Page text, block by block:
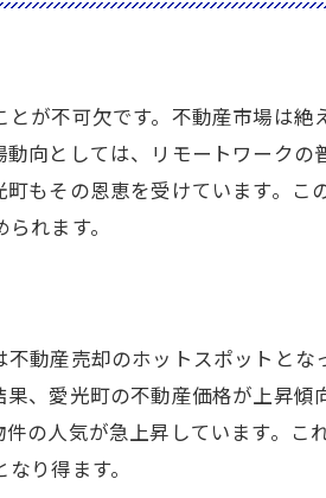
最新の評価基準
評価する方法
格変動の要因
るためのポイント
却に与えるメリット
と公共施設の魅力
がもたらす資産価値
やすさランキング
が不可欠です。不動産市場は絶
向としては、リモートワーク
もその恩恵を受けています。
れます。
動産売却のホットスポットと
、愛光町の不動産価格が上昇
の人気が急上昇しています。
り得ます。